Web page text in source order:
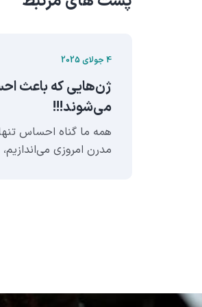
4 جولای 2025
ژن‌هایی که باعث
می‌شوند!!!
همه ما گناه احساس
مدرن امروزی